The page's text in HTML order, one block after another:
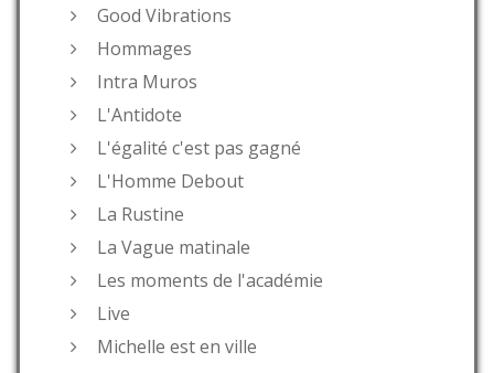
Good Vibrations
Hommages
Intra Muros
L'Antidote
L'égalité c'est pas gagné
L'Homme Debout
La Rustine
La Vague matinale
Les moments de l'académie
Live
Michelle est en ville